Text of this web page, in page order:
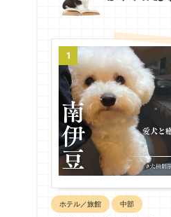
1
ホテル／旅館 中部